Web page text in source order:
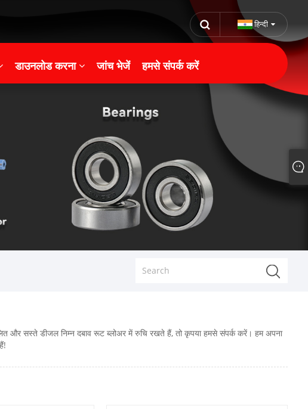
हिन्दी
डाउनलोड करना जांच भेजें हमसे संपर्क करें
और सस्ते डीजल निम्न दबाव रूट ब्लोअर में रुचि रखते हैं, तो कृपया हमसे संपर्क करें। हम अपना